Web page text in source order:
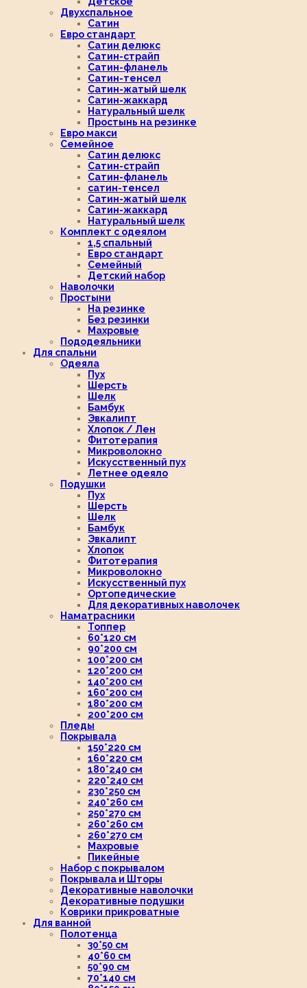
Двухспальное
Сатин
Евро стандарт
Сатин делюкс
Сатин-страйп
Сатин-фланель
Сатин-тенсел
Сатин-жатый шелк
Сатин-жаккард
Натуральный шелк
Простынь на резинке
Евро макси
Семейное
Сатин делюкс
Сатин-страйп
Сатин-фланель
сатин-тенсел
Сатин-жатый шелк
Сатин-жаккард
Натуральный шелк
Комплект с одеялом
1,5 спальный
Евро стандарт
Семейный
Детский набор
Наволочки
Простыни
На резинке
Без резинки
Махровые
Пододеяльники
Для спальни
Одеяла
Пух
Шерсть
Шелк
Бамбук
Эвкалипт
Хлопок / Лен
Фитотерапия
Микроволокно
Искусственный пух
Летнее одеяло
Подушки
Пух
Шерсть
Шелк
Бамбук
Эвкалипт
Хлопок
Фитотерапия
Микроволокно
Искусственный пух
Ортопедические
Для декоративных наволочек
Наматрасники
Топпер
60*120 см
90*200 см
100*200 см
120*200 см
140*200 см
160*200 см
180*200 см
200*200 см
Пледы
Покрывала
150*220 см
160*220 см
180*240 см
220*240 см
230*250 см
240*260 см
250*270 см
260*260 см
260*270 см
Махровые
Пикейные
Набор с покрывалом
Покрывала и Шторы
Декоративные наволочки
Декоративные подушки
Коврики прикроватные
Для ванной
Полотенца
30*50 см
40*60 см
50*90 см
70*140 см